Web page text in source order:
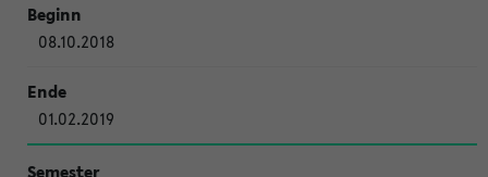
08.10.2018
01.02.2019